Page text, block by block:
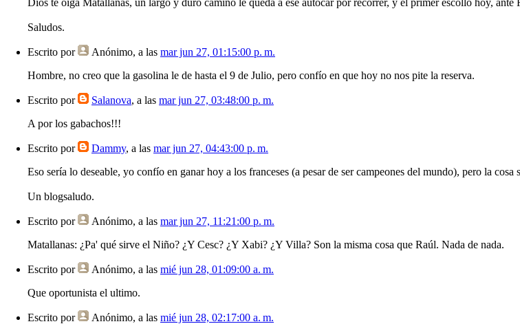
Dios te oiga Matallanas, un largo y duro camino le queda a ese autocar por recorrer, y el primer escollo hoy, ante
Saludos.
Escrito por Anónimo, a las mar jun 27, 01:15:00 p. m.
Hombre, no creo que la gasolina le de hasta el 9 de Julio, pero confío en que hoy no nos pite la reserva.
Escrito por Salanova, a las mar jun 27, 03:48:00 p. m.
A por los gabachos!!!
Escrito por Dammy, a las mar jun 27, 04:43:00 p. m.
Eso sería lo deseable, yo confío en ganar hoy a los franceses (a pesar de ser campeones del mundo), pero la
Un blogsaludo.
Escrito por Anónimo, a las mar jun 27, 11:21:00 p. m.
Matallanas: ¿Pa' qué sirve el Niño? ¿Y Cesc? ¿Y Xabi? ¿Y Villa? Son la misma cosa que Raúl. Nada de nada.
Escrito por Anónimo, a las mié jun 28, 01:09:00 a. m.
Que oportunista el ultimo.
Escrito por Anónimo, a las mié jun 28, 02:17:00 a. m.